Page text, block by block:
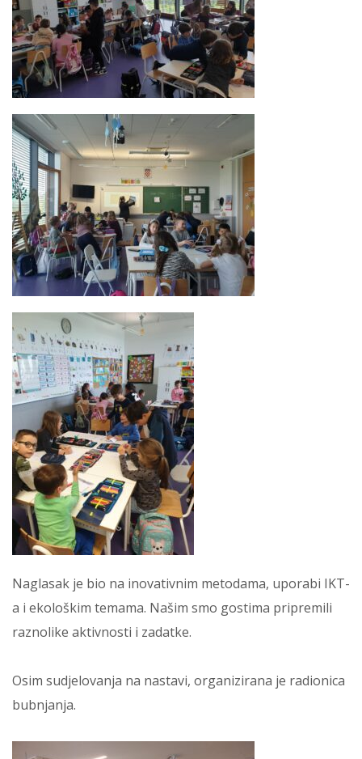
Naglasak je bio na inovativnim metodama, uporabi IKT-
a i ekološkim temama. Našim smo gostima pripremili
raznolike aktivnosti i zadatke.
Osim sudjelovanja na nastavi, organizirana je radionica
bubnjanja.